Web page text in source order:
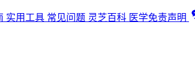
实用工具 常见问题 灵芝百科 医学免责声明